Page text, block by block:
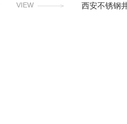
VIEW